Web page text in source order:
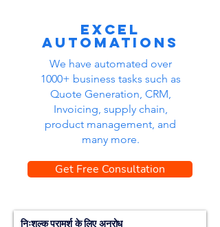
Excel
automations
We have automated over
1000+ business tasks such as
Quote Generation, CRM,
Invoicing, supply chain,
product management, and
many more.
Get Free Consultation
निःशुल्क परामर्श के लिए अनुरोध